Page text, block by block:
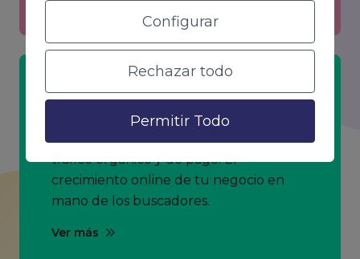
Configurar
Rechazar todo
Permitir Todo
SEO & SEM
tráfico orgánico y de pago. El
crecimiento online de tu negocio en
mano de los buscadores.
Ver más